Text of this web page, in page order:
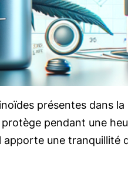
présentes dans
pendant une
une tranquillité